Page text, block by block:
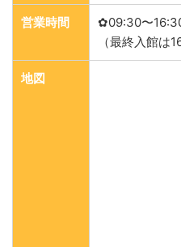
営業時間
✿09:30〜
（最終入館は
地図